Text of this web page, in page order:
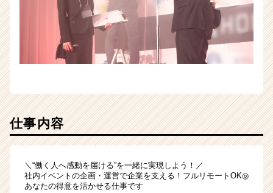
カ
ウ
ト
届
ト
ア
キ
ャ
仕事内容
＼“働く人へ感動を届ける”を一緒に実現しよう！／
社内イベントの企画・運営で企業を支える！フルリモートOK◎
あなたの得意を活かせる仕事です